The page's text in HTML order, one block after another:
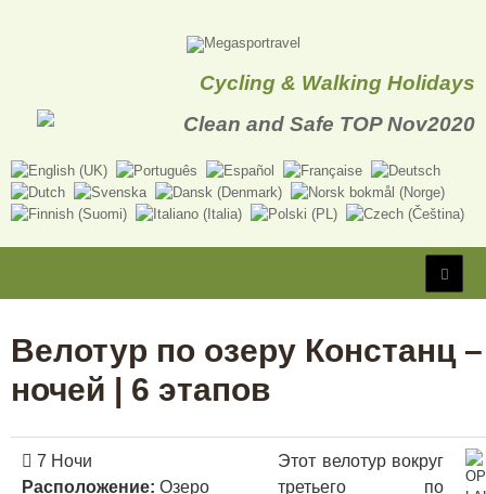
Cycling & Walking Holidays
Велотур по озеру Констанц
ночей | 6 этапов
7 Ночи
Расположение: Озеро
Этот велотур вокруг
третьего по